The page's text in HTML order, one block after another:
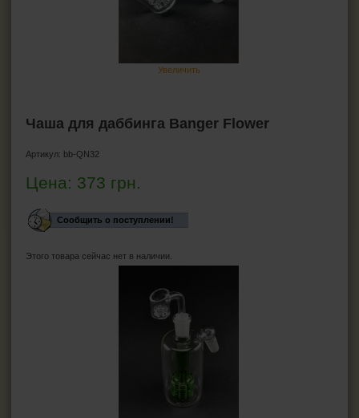
Увеличить
Чаша для даббинга Banger Flower
Артикул: bb-QN32
Цена: 373 грн.
Сообщить о поступлении!
Этого товара сейчас нет в наличии.
Силиконовые бонги
Прекулеры для бонгов
Трубка для курения маленькие
Гриндеры
Джоинты
КАЛЬЯНЫ И ВСЁ ДЛЯ НИХ